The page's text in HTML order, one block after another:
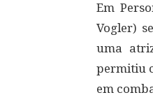
Em
Vogler)
uma
permitiu
em